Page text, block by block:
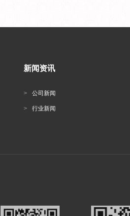
新闻资讯
> 公司新闻
> 行业新闻